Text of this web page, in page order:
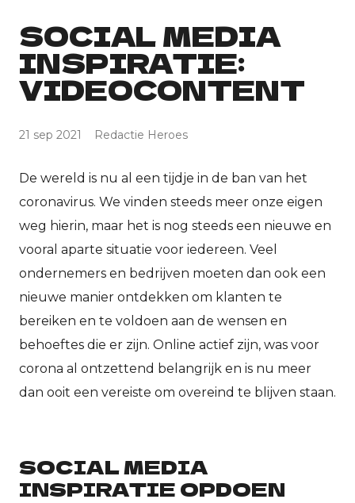
SOCIAL MEDIA
INSPIRATIE:
VIDEOCONTENT
21 sep 2021 Redactie Heroes
De wereld is nu al een tijdje in de ban van het
coronavirus. We vinden steeds meer onze eigen
weg hierin, maar het is nog steeds een nieuwe en
vooral aparte situatie voor iedereen. Veel
ondernemers en bedrijven moeten dan ook een
nieuwe manier ontdekken om klanten te
bereiken en te voldoen aan de wensen en
behoeftes die er zijn. Online actief zijn, was voor
corona al ontzettend belangrijk en is nu meer
dan ooit een vereiste om overeind te blijven staan.
SOCIAL MEDIA
INSPIRATIE OPDOEN